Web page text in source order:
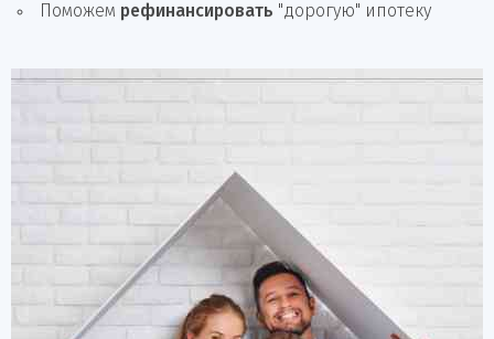
Поможем рефинансировать "дорогую" ипотеку